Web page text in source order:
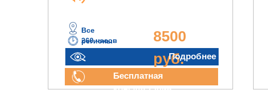
260 часов
8500
руб.
Все
регионы
Подробнее
Бесплатная
консультация